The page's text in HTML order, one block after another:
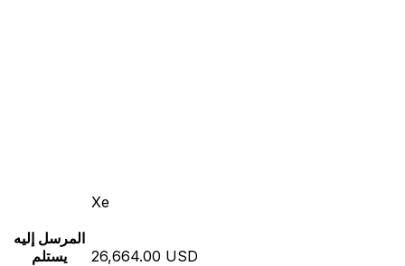
Xe
المرسل إليه
يستلم
26,664.00 USD